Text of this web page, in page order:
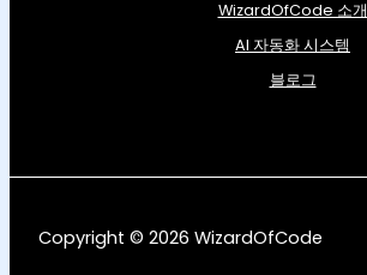
WizardOfCode 소개
AI 자동화 시스템
블로그
Copyright © 2026 WizardOfCode